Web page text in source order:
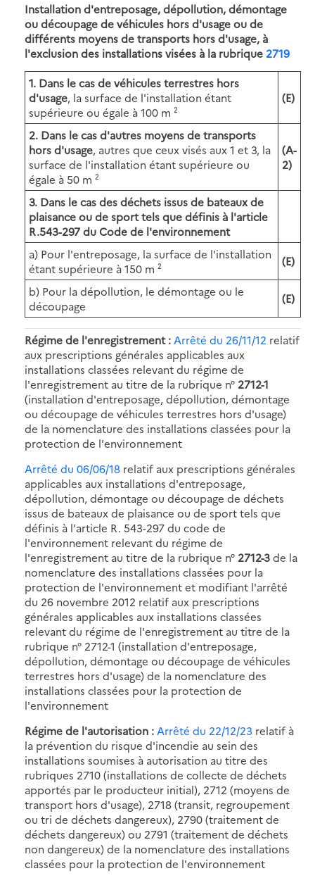
Installation d'entreposage, dépollution, démontage
ou découpage de véhicules hors d'usage ou de
différents moyens de transports hors d'usage, à
l'exclusion des installations visées à la rubrique 2719
1. Dans le cas de véhicules terrestres hors
d'usage, la surface de l'installation étant
supérieure ou égale à 100 m ²
(E)
2. Dans le cas d'autres moyens de transports
hors d'usage, autres que ceux visés aux 1 et 3, la
surface de l'installation étant supérieure ou
égale à 50 m ²
(A-
2)
3. Dans le cas des déchets issus de bateaux de
plaisance ou de sport tels que définis à l'article
R.543-297 du Code de l'environnement
a) Pour l'entreposage, la surface de l'installation
étant supérieure à 150 m ²
(E)
b) Pour la dépollution, le démontage ou le
découpage
(E)
Régime de l'enregistrement : Arrêté du 26/11/12 relatif
aux prescriptions générales applicables aux
installations classées relevant du régime de
l'enregistrement au titre de la rubrique n° 2712-1
(installation d'entreposage, dépollution, démontage
ou découpage de véhicules terrestres hors d'usage)
de la nomenclature des installations classées pour la
protection de l'environnement
Arrêté du 06/06/18 relatif aux prescriptions générales
applicables aux installations d'entreposage,
dépollution, démontage ou découpage de déchets
issus de bateaux de plaisance ou de sport tels que
définis à l'article R. 543-297 du code de
l'environnement relevant du régime de
l'enregistrement au titre de la rubrique n° 2712-3de la
nomenclature des installations classées pour la
protection de l'environnement et modifiant l'arrêté
du 26 novembre 2012 relatif aux prescriptions
générales applicables aux installations classées
relevant du régime de l'enregistrement au titre de la
rubrique n° 2712-1 (installation d'entreposage,
dépollution, démontage ou découpage de véhicules
terrestres hors d'usage) de la nomenclature des
installations classées pour la protection de
l'environnement
Régime de l'autorisation : Arrêté du 22/12/23 relatif à
la prévention du risque d'incendie au sein des
installations soumises à autorisation au titre des
rubriques 2710 (installations de collecte de déchets
apportés par le producteur initial), 2712 (moyens de
transport hors d'usage), 2718 (transit, regroupement
ou tri de déchets dangereux), 2790 (traitement de
déchets dangereux) ou 2791 (traitement de déchets
non dangereux) de la nomenclature des installations
classées pour la protection de l'environnement